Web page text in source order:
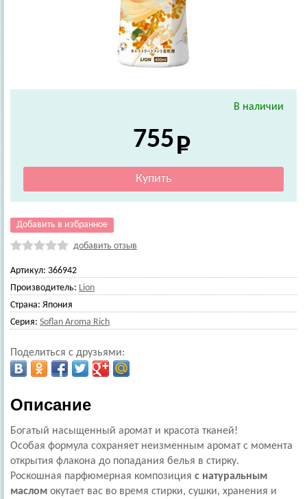
В наличии
755
Добавить в избранное
добавить отзыв
Артикул: 366942
Производитель: Lion
Страна: Япония
Серия: Soflan Aroma Rich
Поделиться с друзьями:
Описание
Богатый насыщенный аромат и красота тканей!
Особая формула сохраняет неизменным аромат с момента
открытия флакона до попадания белья в стирку.
Роскошная парфюмерная композиция с натуральным
маслом окутает вас во время стирки, сушки, хранения и